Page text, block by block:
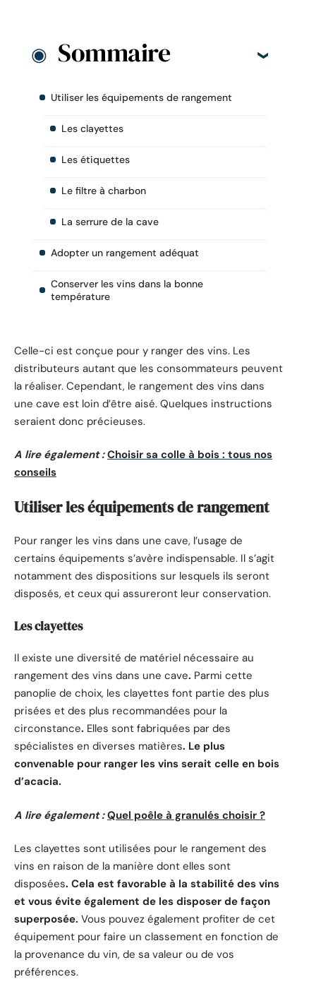
Sommaire
Utiliser les équipements de rangement
Les clayettes
Les étiquettes
Le filtre à charbon
La serrure de la cave
Adopter un rangement adéquat
Conserver les vins dans la bonne
température
Celle-ci est conçue pour y ranger des vins. Les
distributeurs autant que les consommateurs peuvent
la réaliser. Cependant, le rangement des vins dans
une cave est loin d’être aisé. Quelques instructions
seraient donc précieuses.
A lire également : Choisir sa colle à bois : tous nos
conseils
Utiliser les équipements de rangement
Pour ranger les vins dans une cave, l’usage de
certains équipements s’avère indispensable. Il s’agit
notamment des dispositions sur lesquels ils seront
disposés, et ceux qui assureront leur conservation.
Les clayettes
Il existe une diversité de matériel nécessaire au
rangement des vins dans une cave. Parmi cette
panoplie de choix, les clayettes font partie des plus
prisées et des plus recommandées pour la
circonstance. Elles sont fabriquées par des
spécialistes en diverses matières. Le plus
convenable pour ranger les vins serait celle en bois
d’acacia.
A lire également : Quel poêle à granulés choisir ?
Les clayettes sont utilisées pour le rangement des
vins en raison de la manière dont elles sont
disposées. Cela est favorable à la stabilité des vins
et vous évite également de les disposer de façon
superposée. Vous pouvez également profiter de cet
équipement pour faire un classement en fonction de
la provenance du vin, de sa valeur ou de vos
préférences.